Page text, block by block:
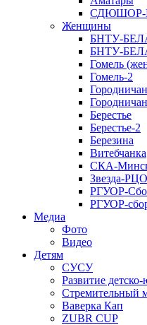
СДЮШОР-
Женщины
БНТУ-
БНТУ-
Гомель
Гомель-2
Берестье
Берестье-2
Березина
Витебчанка
СКА-
Звезда-
РГУОР-
РГУОР-
Медиа
Фото
Видео
Детям
СУСУ
Развитие
Стремительный
Ваверка Кап
ZUBR CUP